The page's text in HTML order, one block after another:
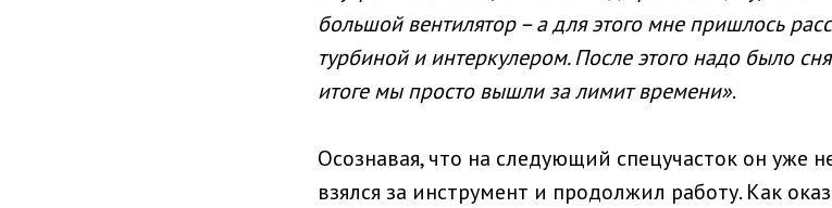
большой вентилятор – а для этого мне пришлось
турбиной и интеркулером. После этого надо было
итоге мы просто вышли за лимит времени».
Осознавая, что на следующий спецучасток он уже
взялся за инструмент и продолжил работу. Как